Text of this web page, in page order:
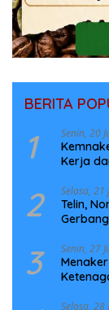
BERITA
1 Senin, 20
Kerja
2 Selasa, 21
Telin,
3 Senin, 27
Selasa, 28